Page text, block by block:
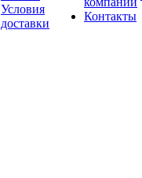
Условия
доставки
Контакты